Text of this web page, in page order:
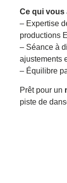
Ce qui vous
– Expertise
productions
– Séance à
ajustements
– Équilibre
Prêt pour un
piste de